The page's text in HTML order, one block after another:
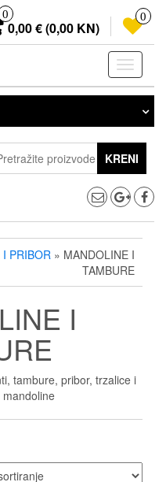
0
0,00 € (0,00 KN)
0
KRENI
PRIBOR » MANDOLINE I
TAMBURE
I
tambure, pribor, trzalice i